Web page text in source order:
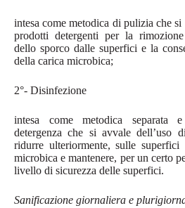
intesa come metodica di pulizia che si
prodotti detergenti per la rimozione
dello sporco dalle superfici e la
della carica microbica;
2°- Disinfezione
intesa come metodica separata
detergenza che si avvale dell’uso
ridurre ulteriormente, sulle superfici
microbica e mantenere, per un certo
livello di sicurezza delle superfici.
Sanificazione giornaliera e